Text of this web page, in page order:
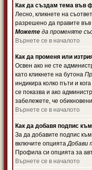
Как да създам тема във
Лесно, кликнете на
разрешено да правите
Можете да променяте
Върнете се в началото
Как да променя или
Освен ако не сте
като кликнете на бутона
индикира колко пъти и
се показва и ако
забележете, че
Върнете се в началото
Как да добавя подпис
За да добавите подпис
включите опциятаДобави
Профила си опцията за
Върнете се в началото